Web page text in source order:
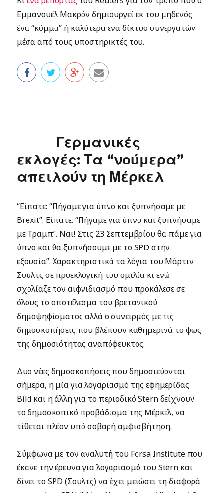
Εμμανουέλ Μακρόν δημιουργεί εκ του μηδενός
ένα “κόμμα” ή καλύτερα ένα δίκτυο συνεργατών
μέσα από τους υποστηρικτές του.
Γερμανικές
εκλογές: Τα “νούμερα”
απειλούν τη Μέρκελ
“Είπατε: “Πήγαμε για ύπνο και ξυπνήσαμε με
Brexit”. Είπατε: “Πήγαμε για ύπνο και ξυπνήσαμε
με Τραμπ”. Ναι! Στις 23 Σεπτεμβρίου θα πάμε για
ύπνο και θα ξυπνήσουμε με το SPD στην
εξουσία”. Χαρακτηριστικά τα λόγια του Μάρτιν
Σουλτς σε προεκλογική του ομιλία κι ενώ
σχολίαζε τον αιφνιδιασμό που προκάλεσε σε
όλους το αποτέλεσμα του βρετανικού
δημοψηφίσματος αλλά ο συνειρμός με τις
δημοσκοπήσεις που βλέπουν καθημερινά το φως
της δημοσιότητας αναπόφευκτος.
Δυο νέες δημοσκοπήσεις που δημοσιεύονται
σήμερα, η μία για λογαριασμό της εφημερίδας
Bild και η άλλη για το περιοδικό Stern δείχνουν
το δημοσκοπικό προβάδισμα της Μέρκελ, να
τίθεται πλέον υπό σοβαρή αμφισβήτηση.
Σύμφωνα με τον αναλυτή του Forsa Institute που
έκανε την έρευνα για λογαριασμό του Stern και
δίνει το SPD (Σουλτς) να έχει μειώσει τη διαφορά